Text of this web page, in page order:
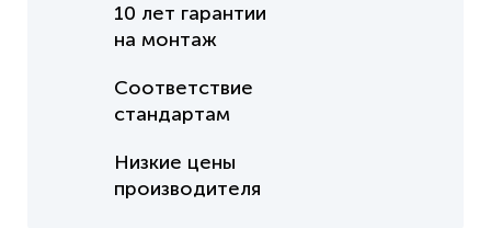
10 лет гарантии
на монтаж
Соответствие
стандартам
Низкие цены
производителя